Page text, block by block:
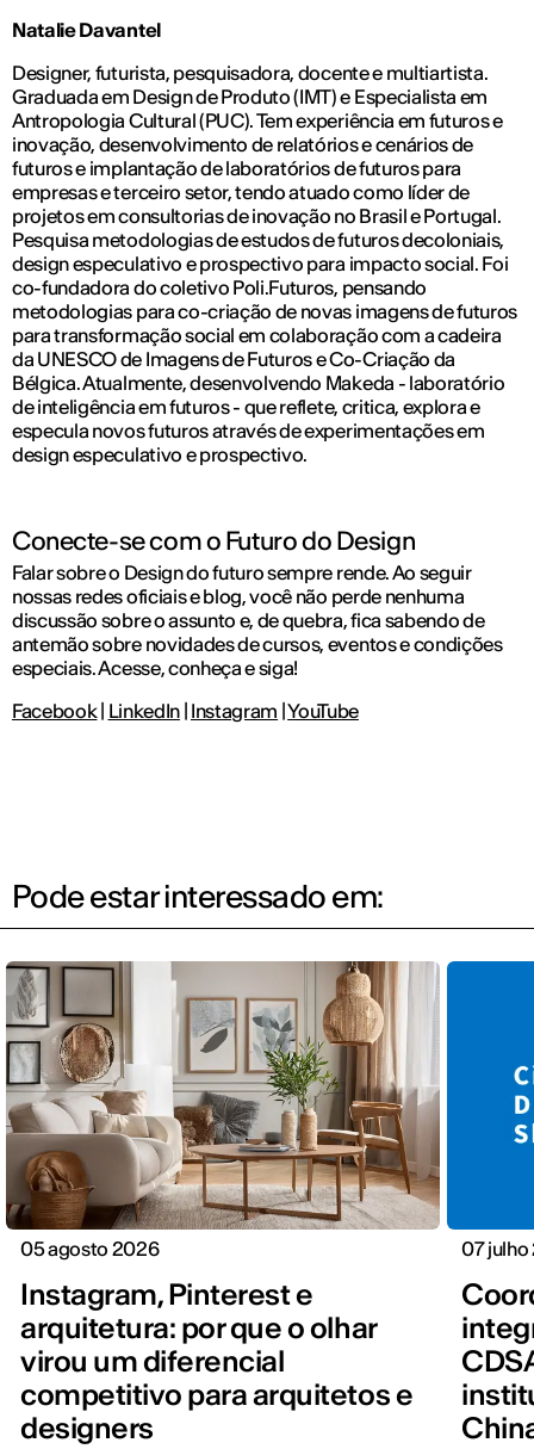
Natalie Davantel
Designer, futurista, pesquisadora, docente e multiartista.
Graduada em Design de Produto (IMT) e Especialista em
Antropologia Cultural (PUC). Tem experiência em futuros e
inovação, desenvolvimento de relatórios e cenários de
futuros e implantação de laboratórios de futuros para
empresas e terceiro setor, tendo atuado como líder de
projetos em consultorias de inovação no Brasil e Portugal.
Pesquisa metodologias de estudos de futuros decoloniais,
design especulativo e prospectivo para impacto social. Foi
co-fundadora do coletivo Poli.Futuros, pensando
metodologias para co-criação de novas imagens de futuros
para transformação social em colaboração com a cadeira
da UNESCO de Imagens de Futuros e Co-Criação da
Bélgica. Atualmente, desenvolvendo Makeda - laboratório
de inteligência em futuros - que reflete, critica, explora e
especula novos futuros através de experimentações em
design especulativo e prospectivo.
Conecte-se com o Futuro do Design
Falar sobre o Design do futuro sempre rende. Ao seguir
nossas redes oficiais e blog, você não perde nenhuma
discussão sobre o assunto e, de quebra, fica sabendo de
antemão sobre novidades de cursos, eventos e condições
especiais. Acesse, conheça e siga!
Facebook| LinkedIn| Instagram |YouTube
Pode estar interessado em:
05 agosto 2026
Instagram, Pinterest e
arquitetura: por que o olhar
virou um diferencial
competitivo para arquitetos e
designers
07